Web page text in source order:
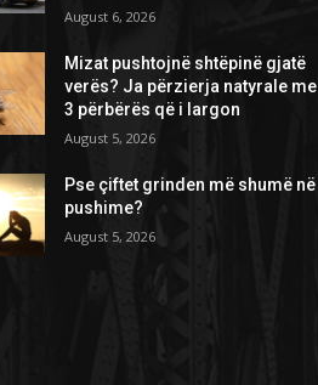
August 6, 2026
Mizat pushtojnë shtëpinë gjatë
verës? Ja përzierja natyrale me
3 përbërës që i largon
August 5, 2026
Pse çiftet grinden më shumë në
pushime?
August 5, 2026